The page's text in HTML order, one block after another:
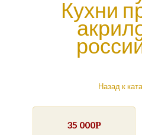
Кухни
Назад к
35 000Р